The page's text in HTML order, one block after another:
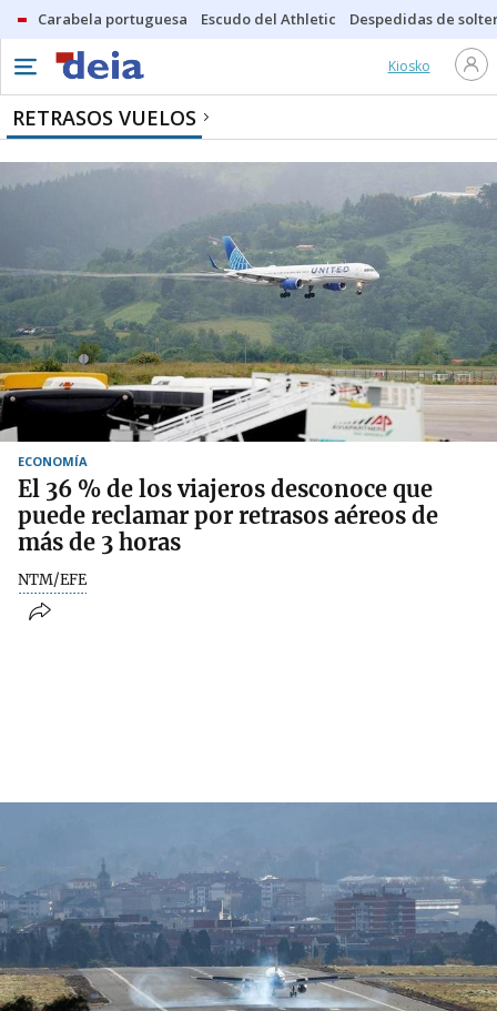
Carabela portuguesa Escudo del Athletic Despedidas de
Kiosko
RETRASOS VUELOS
ECONOMÍA
El 36 % de los viajeros desconoce que
puede reclamar por retrasos aéreos de
más de 3 horas
NTM/EFE